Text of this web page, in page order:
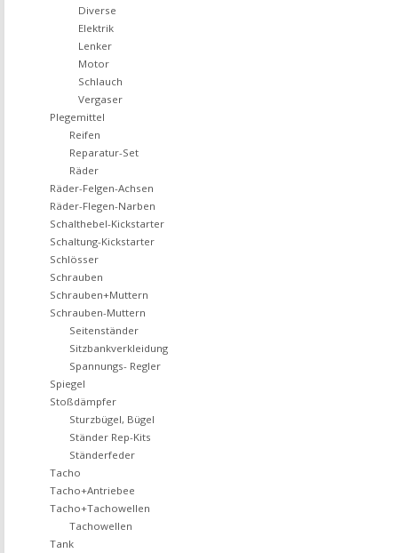
Diverse
Elektrik
Lenker
Motor
Schlauch
Vergaser
Plegemittel
Reifen
Reparatur-Set
Räder
Räder-Felgen-Achsen
Räder-Flegen-Narben
Schalthebel-Kickstarter
Schaltung-Kickstarter
Schlösser
Schrauben
Schrauben+Muttern
Schrauben-Muttern
Seitenständer
Sitzbankverkleidung
Spannungs- Regler
Spiegel
Stoßdämpfer
Sturzbügel, Bügel
Ständer Rep-Kits
Ständerfeder
Tacho
Tacho+Antriebee
Tacho+Tachowellen
Tachowellen
Tank